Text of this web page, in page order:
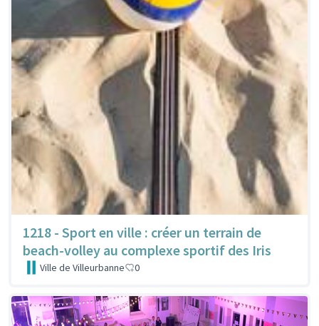
1218 - Sport en ville : créer un terrain de
beach-volley au complexe sportif des Iris
Ville de Villeurbanne 0